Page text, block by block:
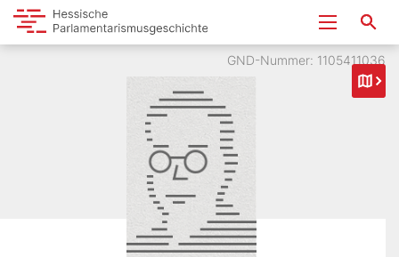
GND-Nummer: 1105411036